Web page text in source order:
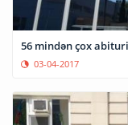
56 mindən çox
03-04-2017